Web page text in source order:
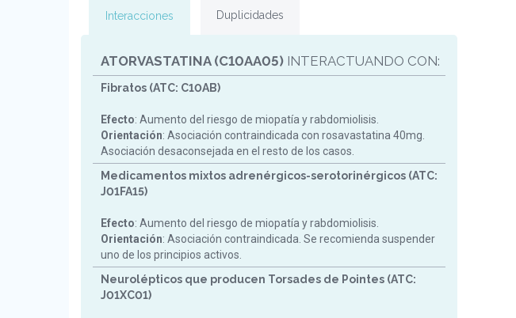
Interacciones Duplicidades
ATORVASTATINA (C10AA05) INTERACTUANDO CON:
Fibratos (ATC: C10AB)
Efecto: Aumento del riesgo de miopatía y rabdomiolisis.
Orientación: Asociación contraindicada con rosavastatina 40mg.
Asociación desaconsejada en el resto de los casos.
Medicamentos mixtos adrenérgicos-serotorinérgicos (ATC:
J01FA15)
Efecto: Aumento del riesgo de miopatía y rabdomiolisis.
Orientación: Asociación contraindicada. Se recomienda suspender
uno de los principios activos.
Neurolépticos que producen Torsades de Pointes (ATC:
J01XC01)